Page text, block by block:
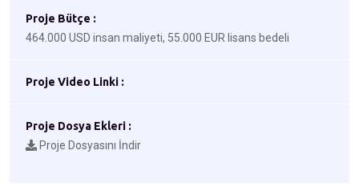
Proje Bütçe :
464.000 USD insan maliyeti, 55.000 EUR lisans bedeli
Proje Video Linki :
Proje Dosya Ekleri :
Proje Dosyasını İndir